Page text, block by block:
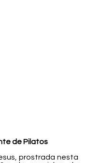
de Pilatos
prostrada nesta